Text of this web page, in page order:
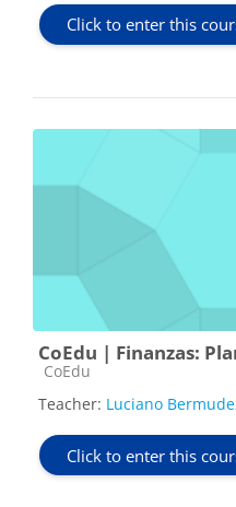
Click to enter this
CoEdu | Finanzas:
Course category
CoEdu
Teacher: Luciano
Click to enter this